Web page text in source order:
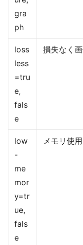
gra
ph
loss
less
=tru
e,
fals
e
損失なく
low
-
me
mor
y=tr
ue,
fals
e
メモリ使